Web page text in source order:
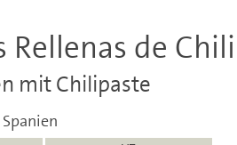
Rellenas de Chili
mit Chilipaste